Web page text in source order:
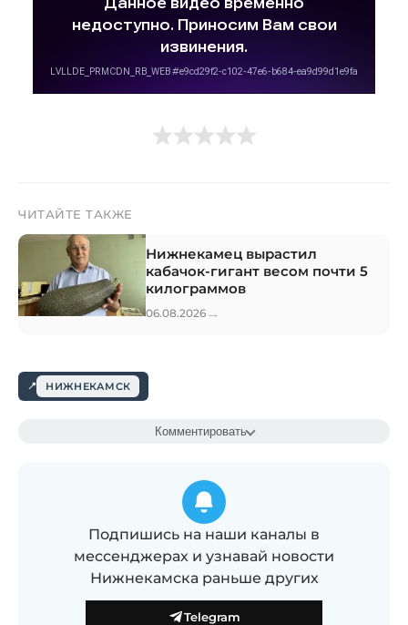
ЧИТАЙТЕ ТАКЖЕ
Нижнекамец вырастил
кабачок-гигант весом почти 5
килограммов
06.08.2026 →
НИЖНЕКАМСК
Комментировать
Подпишись на наши каналы в
мессенджерах и узнавай новости
Нижнекамска раньше других
Telegram